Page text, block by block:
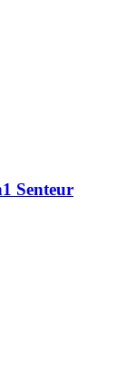
Senteur